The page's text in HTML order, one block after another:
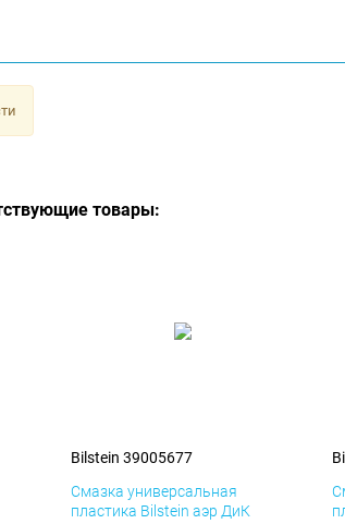
товары:
Bilstein 39005677
Смазка универсальная
пластика Bilstein аэр ДиК